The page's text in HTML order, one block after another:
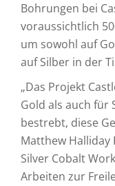
Bohrungen bei
voraussichtlich
um sowohl auf
auf Silber in der
„Das Projekt
Gold als auch
bestrebt, diese
Matthew Halliday
Silver Cobalt
Arbeiten zur